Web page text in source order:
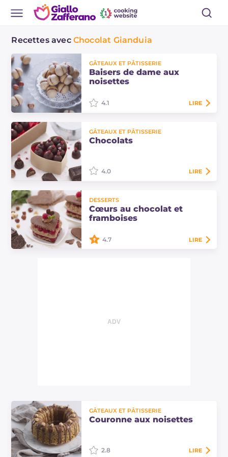
Recettes avec Chocolat Gianduia
GÂTEAUX ET PÂTISSERIE
Baisers de dame aux
noisettes
sont de délicieux biscuits, préparés
avec une pâte à base de farine de
4.1 LIRE
GÂTEAUX ET PÂTISSERIE
Chocolats
tous : remplis de gianduja, de
gaufrettes et de noisettes pralinées,
ils sont vraiment gourmands et…
4.0 LIRE
DESSERTS
Cœurs au chocolat et
framboises
4.7 LIRE
GÂTEAUX ET PÂTISSERIE
Couronne aux noisettes
2.8 LIRE